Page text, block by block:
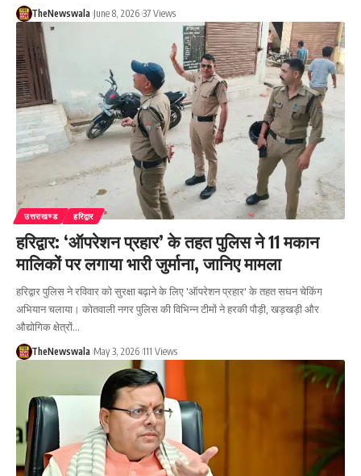
TheNewswala June 8, 2026 37 Views
उत्तराखण्ड हरिद्वार
हरिद्वार: ‘ऑपरेशन प्रहार’ के तहत पुलिस ने 11 मकान
मालिकों पर लगाया भारी जुर्माना, जानिए मामला
हरिद्वार पुलिस ने रविवार को सुरक्षा बढ़ाने के लिए 'ऑपरेशन प्रहार' के तहत सघन चेकिंग
अभियान चलाया। कोतवाली नगर पुलिस की विभिन्न टीमों ने हरकी पौड़ी, खड़खड़ी और
औद्योगिक क्षेत्रों…
TheNewswala May 3, 2026 111 Views